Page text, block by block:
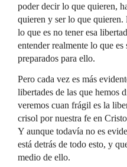
poder decir lo que quieren,
quieren y ser lo que
lo que es no tener esa
entender realmente lo que
preparados para ello.
Pero cada vez es más
libertades de las que hemos
veremos cuan frágil es la
crisol por nuestra fe en
Y aunque todavía no es
está detrás de todo esto, y
medio de ello.